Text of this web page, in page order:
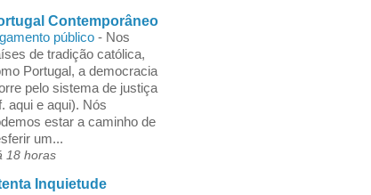
Contemporâneo
público - Nos
de tradição católica,
Portugal, a democracia
pelo sistema de justiça
aqui e aqui). Nós
estar a caminho de
um...
18 horas
Inquietude